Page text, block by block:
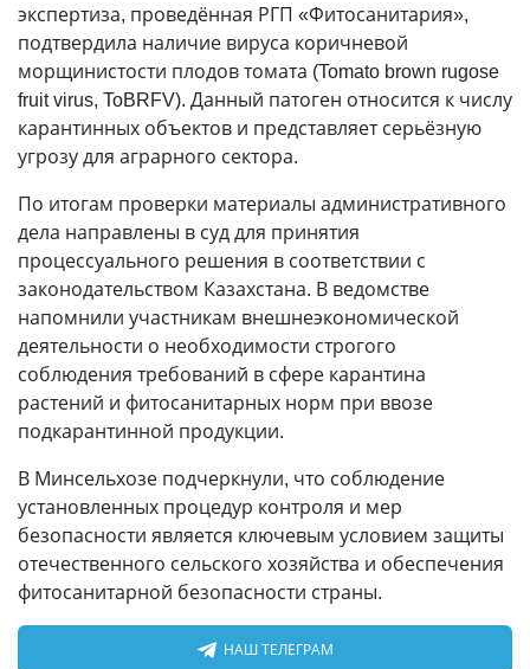
экспертиза, проведённая РГП «Фитосанитария»,
подтвердила наличие вируса коричневой
морщинистости плодов томата (Tomato brown rugose
fruit virus, ToBRFV). Данный патоген относится к числу
карантинных объектов и представляет серьёзную
угрозу для аграрного сектора.
По итогам проверки материалы административного
дела направлены в суд для принятия
процессуального решения в соответствии с
законодательством Казахстана. В ведомстве
напомнили участникам внешнеэкономической
деятельности о необходимости строгого
соблюдения требований в сфере карантина
растений и фитосанитарных норм при ввозе
подкарантинной продукции.
В Минсельхозе подчеркнули, что соблюдение
установленных процедур контроля и мер
безопасности является ключевым условием защиты
отечественного сельского хозяйства и обеспечения
фитосанитарной безопасности страны.
НАШ ТЕЛЕГРАМ